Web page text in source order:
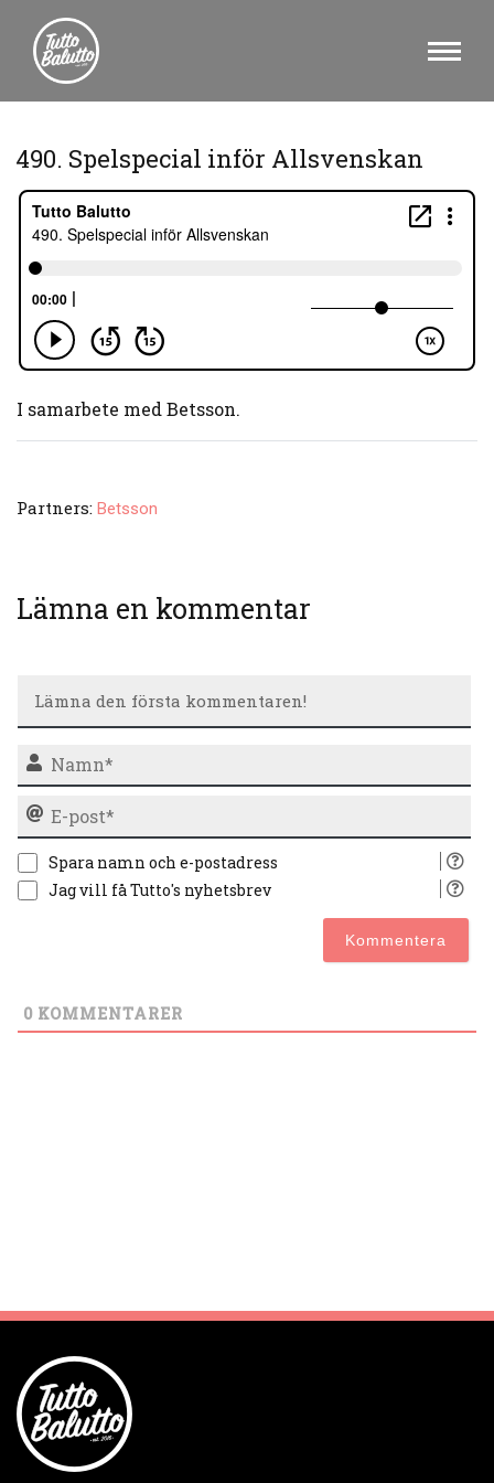
490. Spelspecial inför Allsvenskan
I samarbete med Betsson.
Partners: Betsson
Lämna en kommentar
Spara namn och e-postadress
Jag vill få Tutto's nyhetsbrev
0 KOMMENTARER